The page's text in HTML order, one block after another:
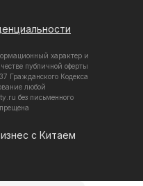
характер и
публичной оферты
Гражданского Кодекса
любой
без письменного
с Китаем